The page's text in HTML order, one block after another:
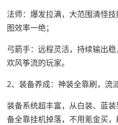
法师：爆发拉满，大范围清怪
图效率一绝；
弓箭手：远程灵活，持续输出
欢风筝流的玩家。
2、装备养成：神装全靠刷，流
装备系统超丰富，从白装、蓝
备全靠挂机掉落，不用氪金买，